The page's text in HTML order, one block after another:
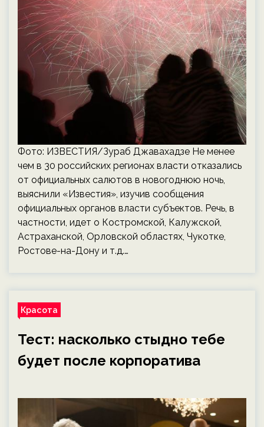
Фото: ИЗВЕСТИЯ/Зураб Джавахадзе Не менее
чем в 30 российских регионах власти отказались
от официальных салютов в новогоднюю ночь,
выяснили «Известия», изучив сообщения
официальных органов власти субъектов. Речь, в
частности, идет о Костромской, Калужской,
Астраханской, Орловской областях, Чукотке,
Ростове-на-Дону и т.д.…
Красота
Тест: насколько стыдно тебе
будет после корпоратива